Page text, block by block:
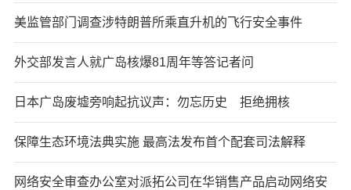
美监管部门调查涉特朗普所乘直升机的飞行安全事件
外交部发言人就广岛核爆81周年等答记者问
日本广岛废墟旁响起抗议声：勿忘历史 拒绝拥核
保障生态环境法典实施 最高法发布首个配套司法解释
网络安全审查办公室对派拓公司在华销售产品启动网络安